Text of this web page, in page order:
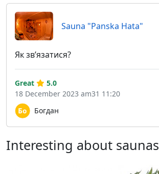
Sauna "Panska Hata"
Як звʼязатися?
Богдан
Great
5.0
18 December 2023 am31 11:20
Interesting about saunas